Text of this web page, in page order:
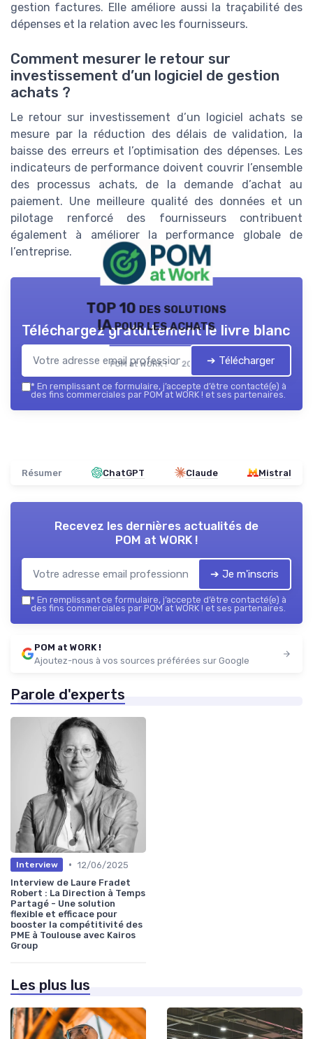
gestion factures. Elle améliore aussi la traçabilité des
dépenses et la relation avec les fournisseurs.
Comment mesurer le retour sur
investissement d’un logiciel de gestion
achats ?
Le retour sur investissement d’un logiciel achats se
mesure par la réduction des délais de validation, la
baisse des erreurs et l’optimisation des dépenses. Les
indicateurs de performance doivent couvrir l’ensemble
des processus achats, de la demande d’achat au
paiement. Une meilleure qualité des données et un
pilotage renforcé des fournisseurs contribuent
également à améliorer la performance globale de
l’entreprise.
TOP 10 des solutions
IA pour les achats
POM at WORK ! — 2026
Téléchargez gratuitement le livre blanc
➔ Télécharger
* En remplissant ce formulaire, j’accepte d’être contacté(e) à
des fins commerciales par POM at WORK ! et ses partenaires.
Résumer ChatGPT Claude Mistral
Recevez les dernières actualités de
POM at WORK !
➔ Je m'inscris
* En remplissant ce formulaire, j’accepte d’être contacté(e) à
des fins commerciales par POM at WORK ! et ses partenaires.
POM at WORK !
Ajoutez-nous à vos sources préférées sur Google
Parole d'experts
Interview • 12/06/2025
Interview de Laure Fradet
Robert : La Direction à Temps
Partagé - Une solution
flexible et efficace pour
booster la compétitivité des
PME à Toulouse avec Kairos
Group
Les plus lus